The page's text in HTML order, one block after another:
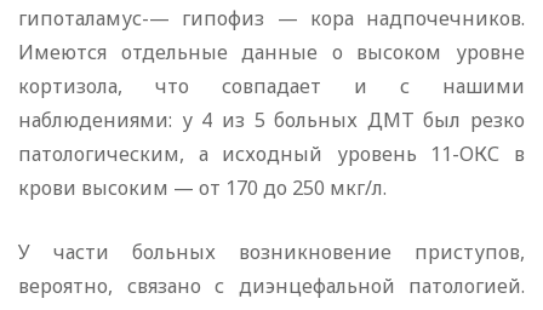
гипоталамус-— гипофиз — кора надпочечников.
Имеются отдельные данные о высоком уровне
кортизола, что совпадает и с нашими
наблюдениями: у 4 из 5 больных ДМТ был резко
патологическим, а исходный уровень 11-ОКС в
крови высоким — от 170 до 250 мкг/л.
У части больных возникновение приступов,
вероятно, связано с диэнцефальной патологией.